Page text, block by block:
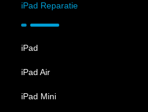
iPad Reparatie
iPad
iPad Air
iPad Mini